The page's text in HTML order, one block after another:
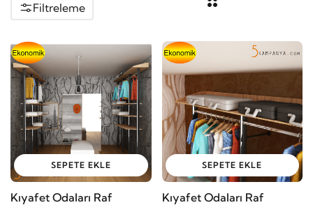
Filtreleme
SEPETE EKLE
Kıyafet Odaları Raf
SEPETE EKLE
Kıyafet Odaları Raf